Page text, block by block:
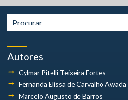
Autores
Cylmar Pitelli Teixeira Fortes
Fernanda Elissa de Carvalho Awada
Marcelo Augusto de Barros